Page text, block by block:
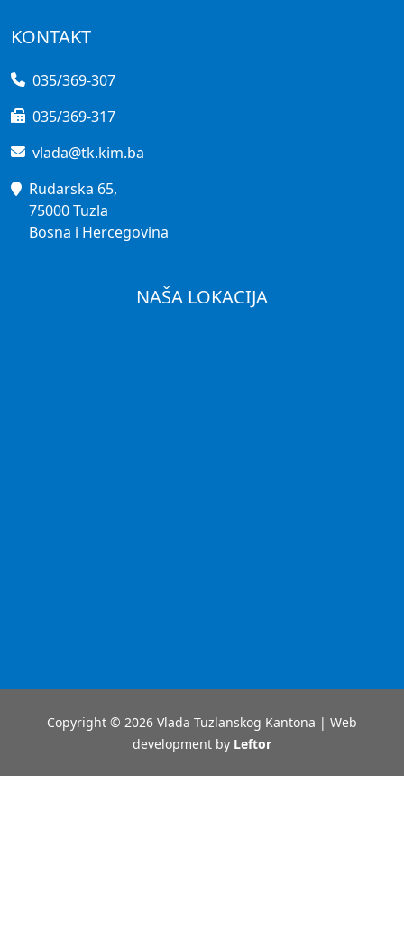
KONTAKT
035/369-307
035/369-317
vlada@tk.kim.ba
Rudarska 65,
75000 Tuzla
Bosna i Hercegovina
NAŠA LOKACIJA
Copyright © 2026 Vlada Tuzlanskog Kantona | Web
development by Leftor